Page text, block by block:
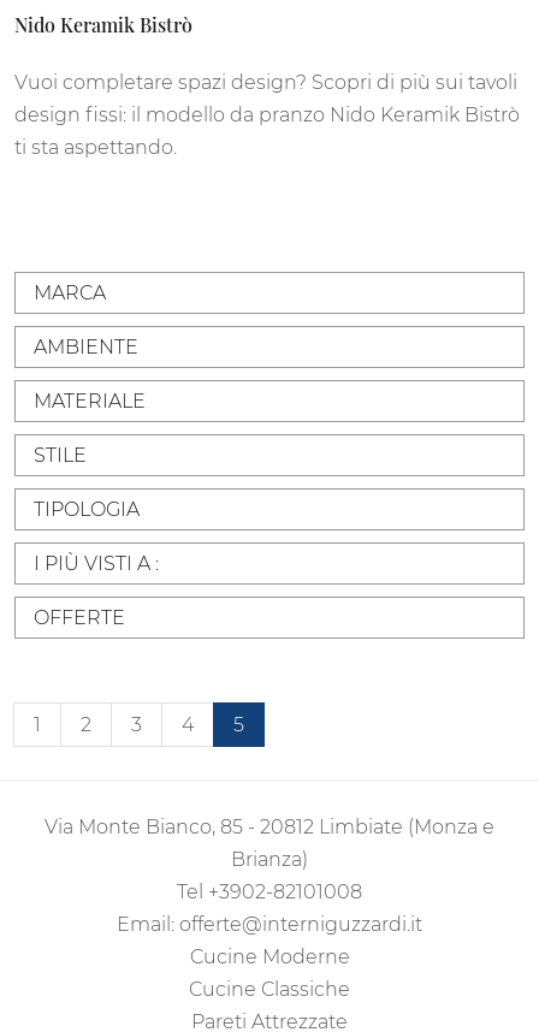
Nido Keramik Bistrò
Vuoi completare spazi design? Scopri di più sui tavoli
design fissi: il modello da pranzo Nido Keramik Bistrò
ti sta aspettando.
MARCA
AMBIENTE
MATERIALE
STILE
TIPOLOGIA
I PIÙ VISTI A :
OFFERTE
1 2 3 4 5
Via Monte Bianco, 85 - 20812 Limbiate (Monza e
Brianza)
Tel +3902-82101008
Email: offerte@interniguzzardi.it
Cucine Moderne
Cucine Classiche
Pareti Attrezzate